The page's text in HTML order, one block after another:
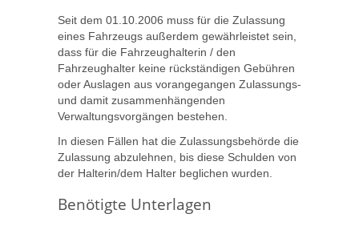
Seit dem 01.10.2006 muss für die Zulassung
eines Fahrzeugs außerdem gewährleistet sein,
dass für die Fahrzeughalterin / den
Fahrzeughalter keine rückständigen Gebühren
oder Auslagen aus vorangegangen Zulassungs-
und damit zusammenhängenden
Verwaltungsvorgängen bestehen.
In diesen Fällen hat die Zulassungsbehörde die
Zulassung abzulehnen, bis diese Schulden von
der Halterin/dem Halter beglichen wurden.
Benötigte Unterlagen